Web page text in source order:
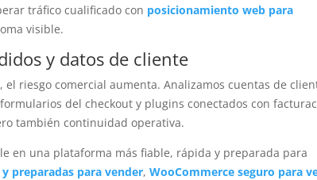
tráfico cualificado con posicionamiento web para
visible.
y datos de cliente
el riesgo comercial aumenta. Analizamos cuentas de
del checkout y plugins conectados con
también continuidad operativa.
en una plataforma más fiable, rápida y preparada para
preparadas para vender,WooCommerce seguro para